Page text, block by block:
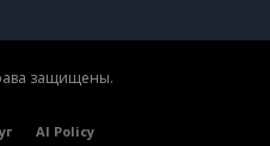
защищены.
AI Policy